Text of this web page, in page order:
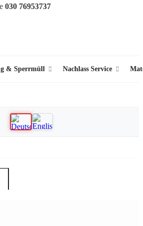
030 76953737
& Sperrmüll Nachlass Service